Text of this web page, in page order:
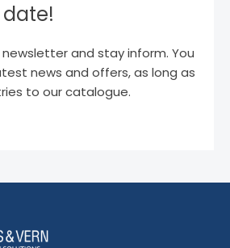
and stay inform. You
news and offers, as long as
to our catalogue.